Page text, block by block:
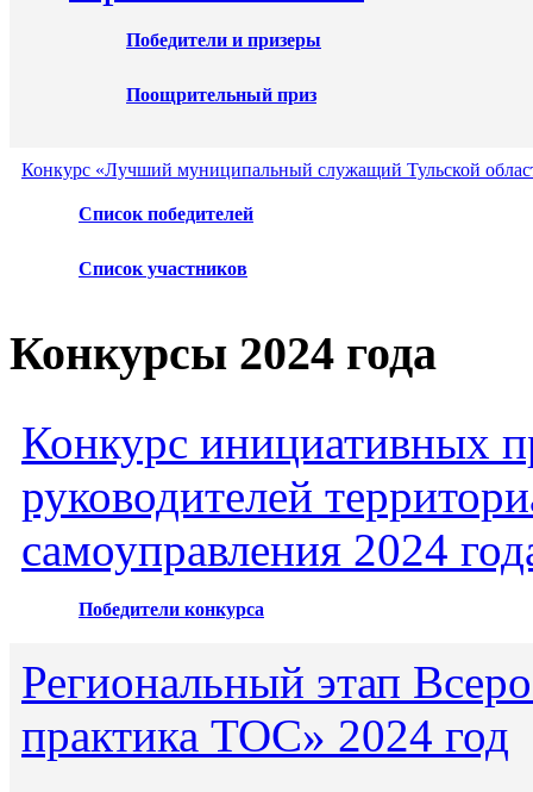
Победители и призеры
Поощрительный приз
Конкурс «Лучший муниципальный служащий Тульской
Список победителей
Список участников
Конкурсы 2024 года
Конкурс инициативных
руководителей
самоуправления 2024
Победители конкурса
Региональный этап
практика ТОС» 2024 год